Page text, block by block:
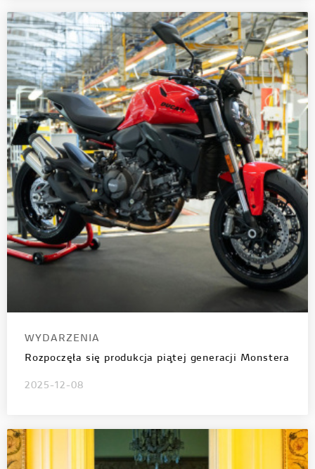
WYDARZENIA
Rozpoczęła się produkcja piątej generacji Monstera
2025-12-08